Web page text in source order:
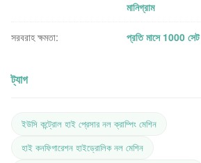
মানিগ্রাম
সরবরাহ ক্ষমতা: প্রতি মাসে 1000 সেট
ট্যাগ
ইউসি কন্ট্রোল হাই প্রেসার নল ক্রাম্পিং মেশিন
হাই কনফিগারেশন হাইড্রোলিক নল মেশিন